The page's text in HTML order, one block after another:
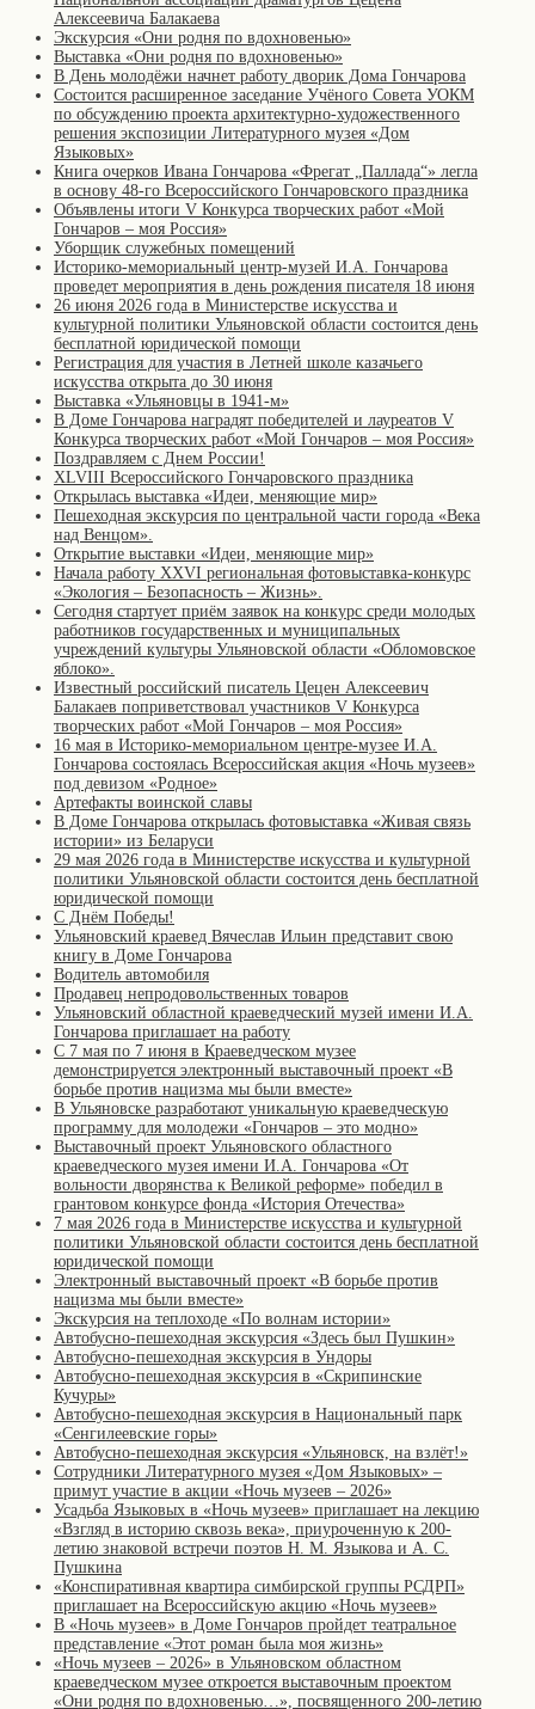
Алексеевича Балакаева
Экскурсия «Они родня по вдохновенью»
Выставка «Они родня по вдохновенью»
В День молодёжи начнет работу дворик Дома Гончарова
Состоится расширенное заседание Учёного Совета УОКМ
по обсуждению проекта архитектурно-художественного
решения экспозиции Литературного музея «Дом
Языковых»
Книга очерков Ивана Гончарова «Фрегат „Паллада“» легла
в основу 48-го Всероссийского Гончаровского праздника
Объявлены итоги V Конкурса творческих работ «Мой
Гончаров – моя Россия»
Уборщик служебных помещений
Историко-мемориальный центр-музей И.А. Гончарова
проведет мероприятия в день рождения писателя 18 июня
26 июня 2026 года в Министерстве искусства и
культурной политики Ульяновской области состоится день
бесплатной юридической помощи
Регистрация для участия в Летней школе казачьего
искусства открыта до 30 июня
Выставка «Ульяновцы в 1941-м»
В Доме Гончарова наградят победителей и лауреатов V
Конкурса творческих работ «Мой Гончаров – моя Россия»
Поздравляем с Днем России!
XLVIII Всероссийского Гончаровского праздника
Открылась выставка «Идеи, меняющие мир»
Пешеходная экскурсия по центральной части города «Века
над Венцом».
Открытие выставки «Идеи, меняющие мир»
Начала работу XXVI региональная фотовыставка-конкурс
«Экология – Безопасность – Жизнь».
Сегодня стартует приём заявок на конкурс среди молодых
работников государственных и муниципальных
учреждений культуры Ульяновской области «Обломовское
яблоко».
Известный российский писатель Цецен Алексеевич
Балакаев поприветствовал участников V Конкурса
творческих работ «Мой Гончаров – моя Россия»
16 мая в Историко-мемориальном центре-музее И.А.
Гончарова состоялась Всероссийская акция «Ночь музеев»
под девизом «Родное»
Артефакты воинской славы
В Доме Гончарова открылась фотовыставка «Живая связь
истории» из Беларуси
29 мая 2026 года в Министерстве искусства и культурной
политики Ульяновской области состоится день бесплатной
юридической помощи
С Днём Победы!
Ульяновский краевед Вячеслав Ильин представит свою
книгу в Доме Гончарова
Водитель автомобиля
Продавец непродовольственных товаров
Ульяновский областной краеведческий музей имени И.А.
Гончарова приглашает на работу
С 7 мая по 7 июня в Краеведческом музее
демонстрируется электронный выставочный проект «В
борьбе против нацизма мы были вместе»
В Ульяновске разработают уникальную краеведческую
программу для молодежи «Гончаров – это модно»
Выставочный проект Ульяновского областного
краеведческого музея имени И.А. Гончарова «От
вольности дворянства к Великой реформе» победил в
грантовом конкурсе фонда «История Отечества»
7 мая 2026 года в Министерстве искусства и культурной
политики Ульяновской области состоится день бесплатной
юридической помощи
Электронный выставочный проект «В борьбе против
нацизма мы были вместе»
Экскурсия на теплоходе «По волнам истории»
Автобусно-пешеходная экскурсия «Здесь был Пушкин»
Автобусно-пешеходная экскурсия в Ундоры
Автобусно-пешеходная экскурсия в «Скрипинские
Кучуры»
Автобусно-пешеходная экскурсия в Национальный парк
«Сенгилеевские горы»
Автобусно-пешеходная экскурсия «Ульяновск, на взлёт!»
Сотрудники Литературного музея «Дом Языковых» –
примут участие в акции «Ночь музеев – 2026»
Усадьба Языковых в «Ночь музеев» приглашает на лекцию
«Взгляд в историю сквозь века», приуроченную к 200-
летию знаковой встречи поэтов Н. М. Языкова и А. С.
Пушкина
«Конспиративная квартира симбирской группы РСДРП»
приглашает на Всероссийскую акцию «Ночь музеев»
В «Ночь музеев» в Доме Гончаров пройдет театральное
представление «Этот роман была моя жизнь»
«Ночь музеев – 2026» в Ульяновском областном
краеведческом музее откроется выставочным проектом
«Они родня по вдохновенью…», посвященного 200-летию